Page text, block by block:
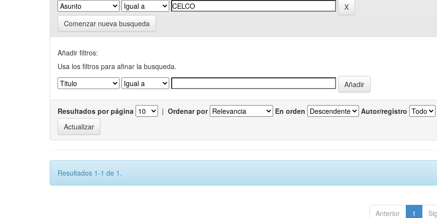
Comenzar nueva busqueda
Añadir filtros:
Usa los filtros para afinar la busqueda.
Resultados por página | Ordenar por En orden Autor/registro
Resultados 1-1 de 1.
Anterior 1